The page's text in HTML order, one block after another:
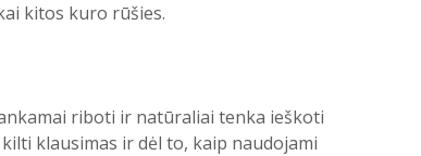
kitos kuro rūšies.
riboti ir natūraliai tenka ieškoti
klausimas ir dėl to, kaip naudojami